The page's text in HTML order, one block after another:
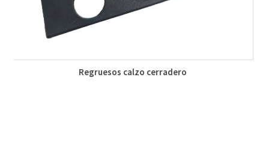
Regruesos calzo cerradero